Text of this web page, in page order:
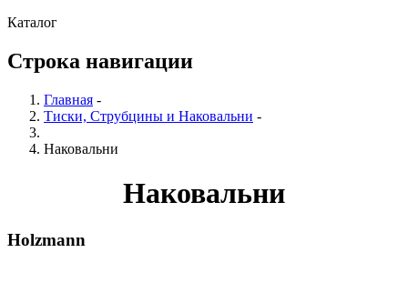
Каталог
Строка навигации
Главная -
Тиски, Струбцины и Наковальни -
Наковальни
Наковальни
Holzmann